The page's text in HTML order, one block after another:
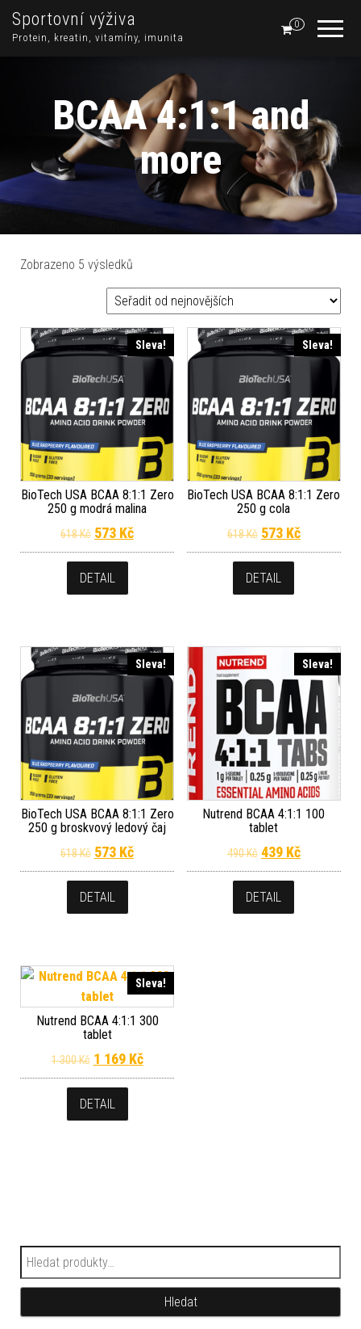
Sportovní výživa
Protein, kreatin, vitamíny, imunita
0
BCAA 4:1:1 and
more
Zobrazeno 5 výsledků
Sleva!
BioTech USA BCAA 8:1:1 Zero
250 g modrá malina
618Kč Původní cena byla: 618 Kč.
573 KčAktuální cena je: 573 Kč.
DETAIL
Sleva!
BioTech USA BCAA 8:1:1 Zero
250 g cola
618Kč Původní cena
573 KčAktuální
DETAIL
Sleva!
BioTech USA BCAA 8:1:1 Zero
250 g broskvový ledový čaj
618Kč Původní cena byla: 618 Kč.
573 KčAktuální cena je: 573 Kč.
DETAIL
Sleva!
Nutrend BCAA 4:1:1 100
tablet
490Kč Původní cena
439 KčAktuální
DETAIL
Sleva!
Nutrend BCAA 4:1:1 300
tablet
1 300Kč Původní cena byla: 1 300 Kč.
1 169 KčAktuální cena je: 1 169 Kč.
DETAIL
Hledat:
Hledat